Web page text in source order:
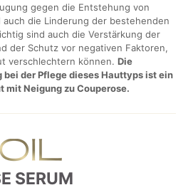
gegen die Entstehung von
die Linderung der bestehenden
sind auch die Verstärkung der
der Schutz vor negativen Faktoren,
verschlechtern können.Die
der Pflege dieses Hauttyps ist ein
mit Neigung zu Couperose.
SERUM